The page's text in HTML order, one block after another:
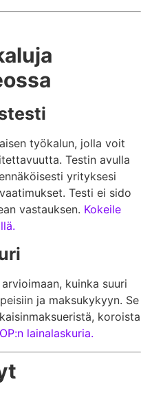
työkalun, jolla voit
Testin avulla
yrityksesi
Testi ei sido
vastauksen. Kokeile
kuinka suuri
ja maksukykyyn. Se
koroista
lainalaskuria.